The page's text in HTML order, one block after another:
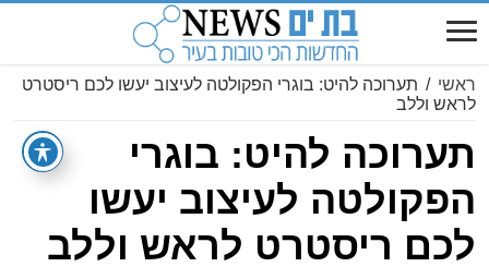
ראשי / תערוכה להיט: בוגרי הפקולטה לעיצוב יעשו לכם ריסטרט
לראש וללב
תערוכה להיט: בוגרי
הפקולטה לעיצוב יעשו
לכם ריסטרט לראש וללב